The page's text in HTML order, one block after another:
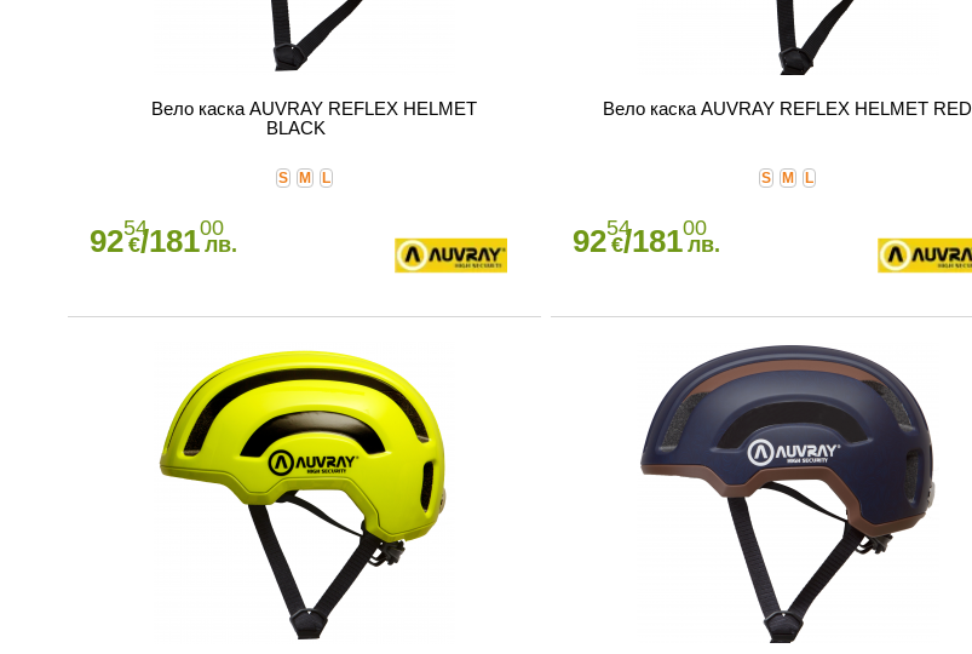
Вело каска AUVRAY REFLEX HELMET
BLACK
S M L
9254
€/18100
лв.
Вело каска AUVRAY REFLEX HELMET RED
S M L
9254
€/18100
лв.